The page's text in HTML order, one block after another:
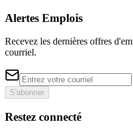
Alertes Emplois
Recevez les dernières offres
courriel.
S'abonner
Restez connecté